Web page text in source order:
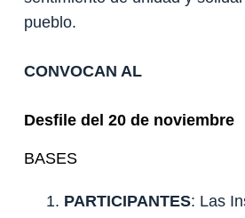
pueblo.
CONVOCAN AL
Desfile del 20 de noviembre
BASES
PARTICIPANTES: Las